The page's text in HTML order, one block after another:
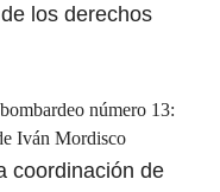
los derechos
número 13:
Iván Mordisco
coordinación de